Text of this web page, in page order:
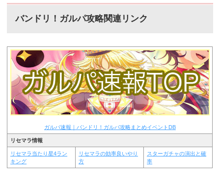
バンドリ！ガルパ攻略関連リンク
ガルパ速報｜バンドリ！ガルパ攻略まとめイベントDB
リセマラ情報
リセマラ当たり星4ラン
キング
リセマラの効率良いやり
方
スターガチャの演出と確
率